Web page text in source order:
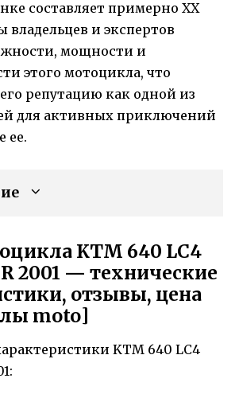
составляет примерно XX
владельцев и экспертов
мощности и
этого мотоцикла, что
репутацию как одной из
для активных приключений
ее.
KTM 640 LC4
2001 — технические
отзывы, цена
moto]
KTM 640 LC4